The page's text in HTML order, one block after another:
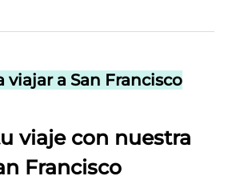
viajar a San Francisco
viaje con nuestra
Francisco